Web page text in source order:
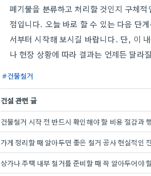
폐기물을 분류하고 처리할 것인지 구체
점입니다. 오늘 바로 할 수 있는 다음 단
서부터 시작해 보시길 바랍니다. 단, 이
나 현장 상황에 따라 결과는 언제든 달라
건물철거
건설 관련 글
건물철거 시작 전 반드시 확인해야 할 비용 절감과
가게 정리할 때 알아두면 좋은 철거 공사 현실적인
상가나 주택 내부 철거를 준비할 때 꼭 알아두어야